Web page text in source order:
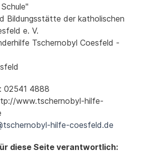
Bildungsstätte der katholischen
e. V.
Tschernobyl Coesfeld -
02541 4888
www.tschernobyl-hilfe-
hilfe-coesfeld.de
diese Seite verantwortlich: